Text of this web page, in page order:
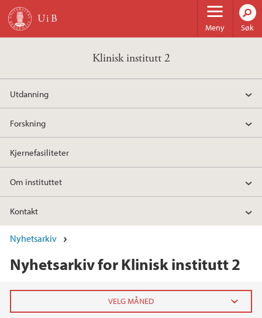
Hopp til hovedinnhold
Meny Søk
Klinisk institutt 2
Utdanning
Forskning
Kjernefasiliteter
Om instituttet
Kontakt
Nyhetsarkiv
Nyhetsarkiv for Klinisk institutt 2